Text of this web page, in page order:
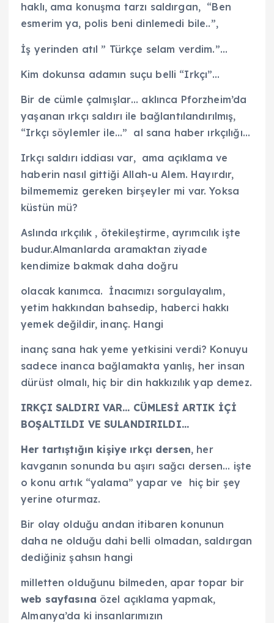
haklı, ama konuşma tarzı saldırgan, “Ben
esmerim ya, polis beni dinlemedi bile..”,
İş yerinden atıl ” Türkçe selam verdim.”…
Kim dokunsa adamın suçu belli “Irkçı”…
Bir de cümle çalmışlar… aklınca Pforzheim’da
yaşanan ırkçı saldırı ile bağlantılandırılmış,
“Irkçı söylemler ile…” al sana haber ırkçılığı…
Irkçı saldırı iddiası var, ama açıklama ve
haberin nasıl gittiği Allah-u Alem. Hayırdır,
bilmememiz gereken birşeyler mi var. Yoksa
küstün mü?
Aslında ırkçılık , ötekileştirme, ayrımcılık işte
budur.Almanlarda aramaktan ziyade
kendimize bakmak daha doğru
olacak kanımca. İnacımızı sorgulayalım,
yetim hakkından bahsedip, haberci hakkı
yemek değildir, inanç. Hangi
inanç sana hak yeme yetkisini verdi? Konuyu
sadece inanca bağlamakta yanlış, her insan
dürüst olmalı, hiç bir din hakkızılık yap demez.
IRKÇI SALDIRI VAR… CÜMLESİ ARTIK İÇİ
BOŞALTILDI VE SULANDIRILDI…
Her tartıştığın kişiye ırkçı dersen, her
kavganın sonunda bu aşırı sağcı dersen… işte
o konu artık “yalama” yapar ve hiç bir şey
yerine oturmaz.
Bir olay olduğu andan itibaren konunun
daha ne olduğu dahi belli olmadan, saldırgan
dediğiniz şahsın hangi
milletten olduğunu bilmeden, apar topar bir
web sayfasına özel açıklama yapmak,
Almanya’da ki insanlarımızın